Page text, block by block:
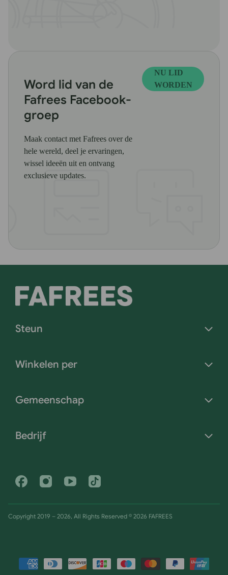
Word lid van de
Fafrees Facebook-
groep
Maak contact met Fafrees over de
hele wereld, deel je ervaringen,
wissel ideeën uit en ontvang
exclusieve updates.
NU LID
WORDEN
Steun
Winkelen per
Gemeenschap
Bedrijf
FacebookInstagramYoutubeTiktok
Copyright 2019 – 2026, All Rights Reserved © 2026 FAFREES
Betaalmethoden